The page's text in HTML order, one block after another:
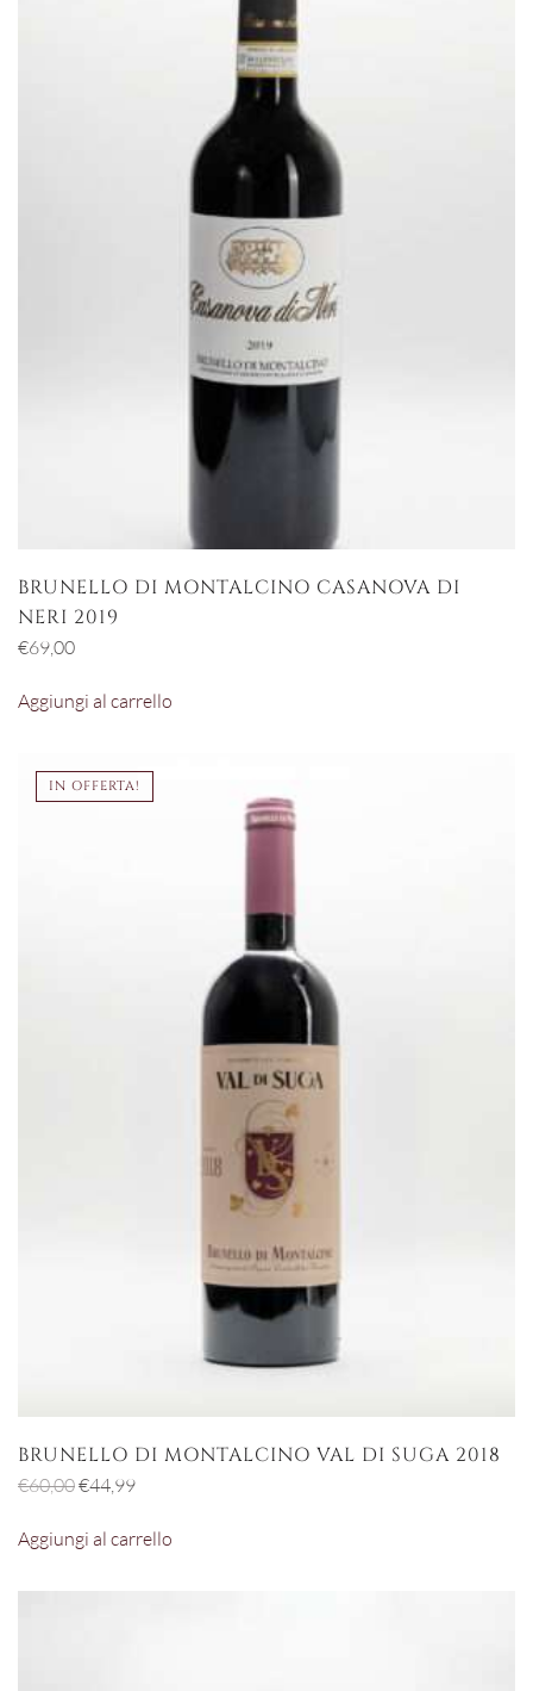
BRUNELLO DI MONTALCINO CASANOVA DI
NERI 2019
€69,00
Aggiungi al carrello
IN OFFERTA!
BRUNELLO DI MONTALCINO VAL DI SUGA 2018
€60,00Il
originale
€44,99Il
attuale
Aggiungi al carrello